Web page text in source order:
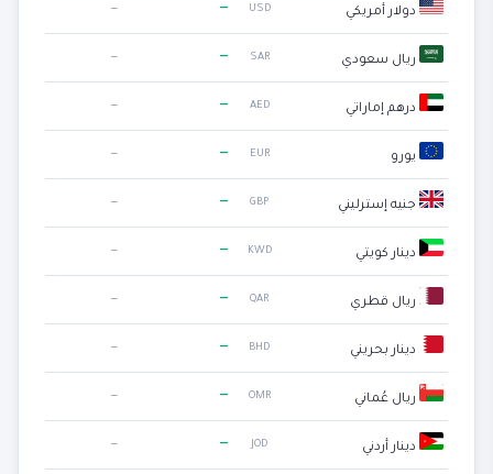
دولار أمريكي USD
—
—
ريال سعودي SAR
—
—
درهم إماراتي AED
—
—
يورو EUR
—
—
جنيه إسترليني GBP
—
—
دينار كويتي KWD
—
—
ريال قطري QAR
—
—
دينار بحريني BHD
—
—
ريال عُماني OMR
—
—
دينار أردني JOD
—
—